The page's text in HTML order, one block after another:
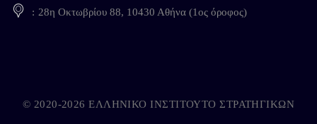
28η Οκτωβρίου 88, 10430 Αθήνα (1ος όροφος)
© 2020-2026 ΕΛΛΗΝΙΚΟ ΙΝΣΤΙΤΟΥΤΟ ΣΤΡΑΤΗΓΙΚΩΝ